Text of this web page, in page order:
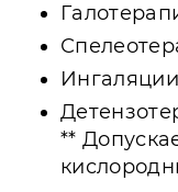
Ингаляции
**